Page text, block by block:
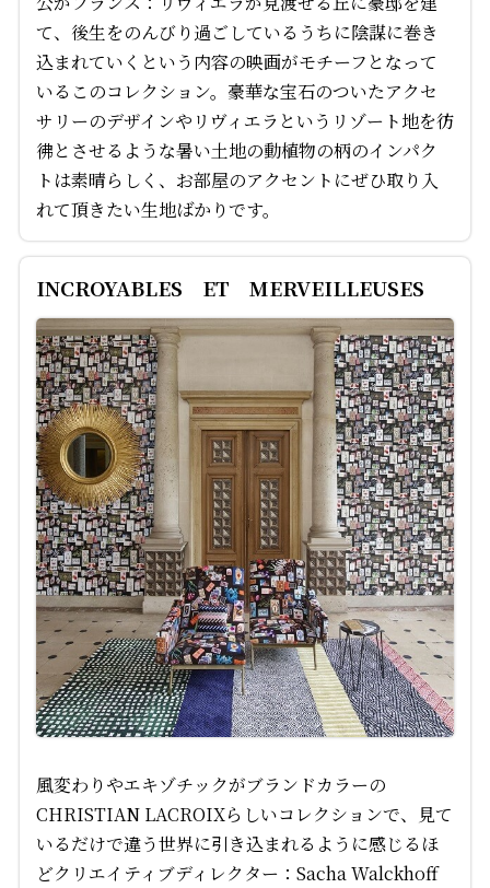
て、後生をのんびり過ごしているうちに陰謀に巻き
込まれていくという内容の映画がモチーフとなって
いるこのコレクション。豪華な宝石のついたアクセ
サリーのデザインやリヴィエラというリゾート地を彷
彿とさせるような暑い土地の動植物の柄のインパク
トは素晴らしく、お部屋のアクセントにぜひ取り入
れて頂きたい生地ばかりです。
INCROYABLES ET MERVEILLEUSES
風変わりやエキゾチックがブランドカラーの
CHRISTIAN LACROIXらしいコレクションで、見て
いるだけで違う世界に引き込まれるように感じるほ
どクリエイティブディレクター：Sacha Walckhoff